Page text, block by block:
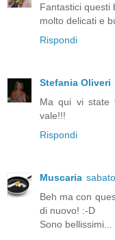
Fantastici questi
molto delicati e
Rispondi
Stefania Oliveri
Ma qui vi state
vale!!!
Rispondi
Muscaria
Beh ma con
di nuovo! :-D
Sono bellissimi...